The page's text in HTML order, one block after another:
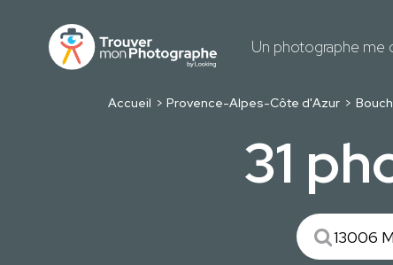
Un photographe me
Accueil Provence-Alpes-Côte d'Azur
31